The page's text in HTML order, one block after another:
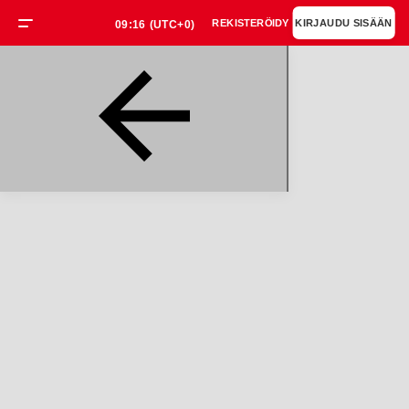
09:16 (UTC+0) REKISTERÖIDY KIRJAUDU SISÄÄN